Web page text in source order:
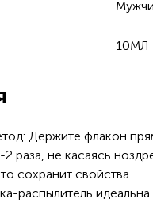
10МЛ
Держите флакон
раза, не касаясь
сохранит свойства.
распылитель идеальна